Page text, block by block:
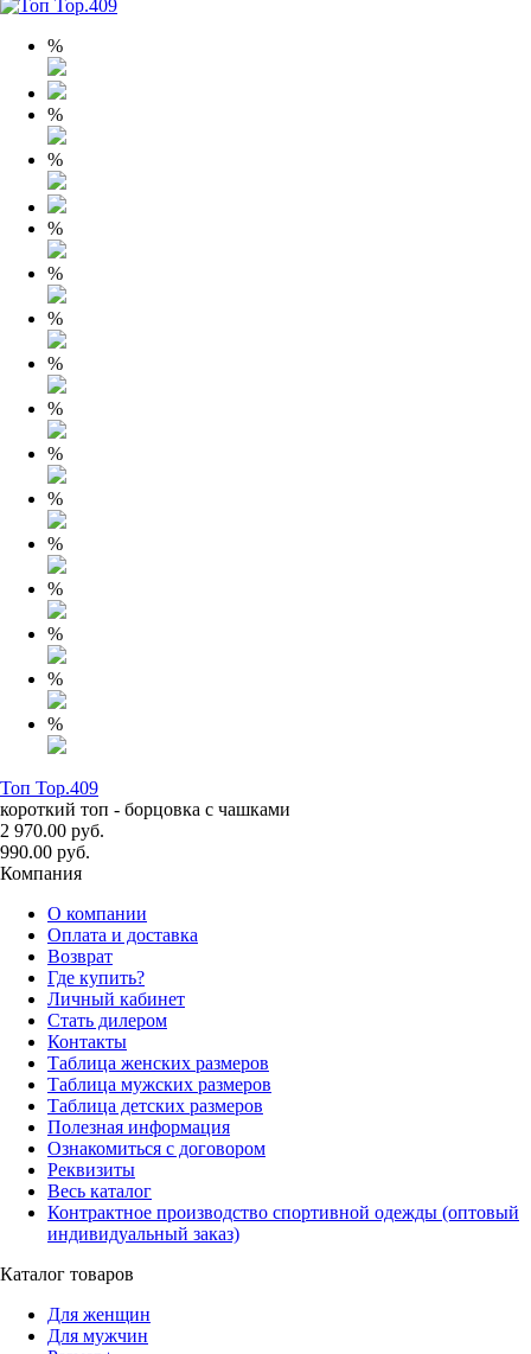
%
%
%
%
%
%
%
%
%
%
%
%
%
%
%
Топ Top.409
короткий топ - борцовка с чашками
2 970.00 руб.
990.00 руб.
Компания
О компании
Оплата и доставка
Возврат
Где купить?
Личный кабинет
Стать дилером
Контакты
Таблица женских размеров
Таблица мужских размеров
Таблица детских размеров
Полезная информация
Ознакомиться с договором
Реквизиты
Весь каталог
Контрактное производство спортивной одежды (оптовый
индивидуальный заказ)
Каталог товаров
Для женщин
Для мужчин